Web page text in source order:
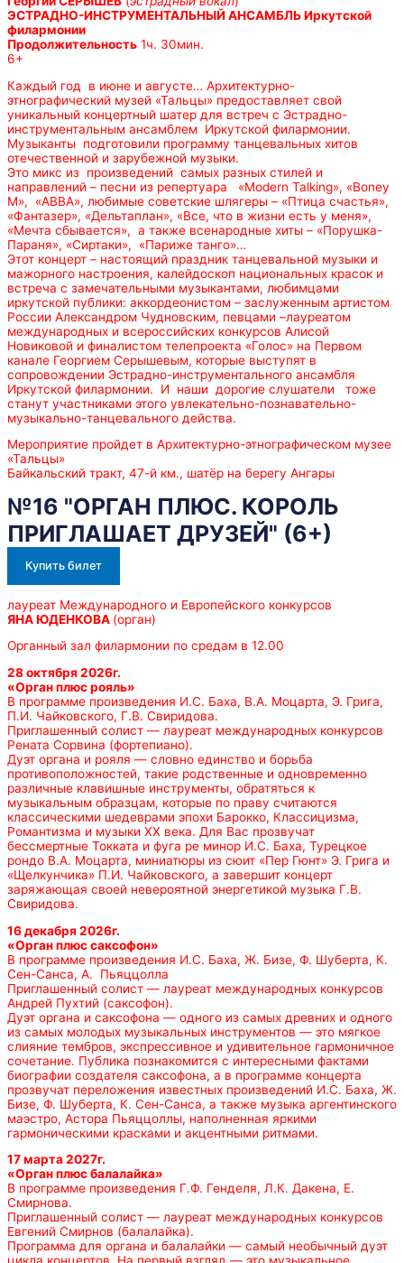
ЭСТРАДНО-ИНСТРУМЕНТАЛЬНЫЙ АНСАМБЛЬ Иркутской
филармонии
Продолжительность 1ч. 30мин.
6+
Каждый год в июне и августе… Архитектурно-
этнографический музей «Тальцы» предоставляет свой
уникальный концертный шатер для встреч с Эстрадно-
инструментальным ансамблем Иркутской филармонии.
Музыканты подготовили программу танцевальных хитов
отечественной и зарубежной музыки.
Это микс из произведений самых разных стилей и
направлений – песни из репертуара «Modern Talking», «Boney
M», «АВВА», любимые советские шлягеры – «Птица счастья»,
«Фантазер», «Дельтаплан», «Все, что в жизни есть у меня»,
«Мечта сбывается», а также всенародные хиты – «Порушка-
Параня», «Сиртаки», «Париже танго»…
Этот концерт – настоящий праздник танцевальной музыки и
мажорного настроения, калейдоскоп национальных красок и
встреча с замечательными музыкантами, любимцами
иркутской публики: аккордеонистом – заслуженным артистом
России Александром Чудновским, певцами –лауреатом
международных и всероссийских конкурсов Алисой
Новиковой и финалистом телепроекта «Голос» на Первом
канале Георгием Серышевым, которые выступят в
сопровождении Эстрадно-инструментального ансамбля
Иркутской филармонии. И наши дорогие слушатели тоже
станут участниками этого увлекательно-познавательно-
музыкально-танцевального действа.
Мероприятие пройдет в Архитектурно-этнографическом музее
«Тальцы»
Байкальский тракт, 47-й км., шатёр на берегу Ангары
№16 "ОРГАН ПЛЮС. КОРОЛЬ
ПРИГЛАШАЕТ ДРУЗЕЙ" (6+)
Купить билет
лауреат Международного и Европейского конкурсов
ЯНА ЮДЕНКОВА (орган)
Органный зал филармонии по средам в 12.00
28 октября 2026г.
«Орган плюс рояль»
В программе произведения И.С. Баха, В.А. Моцарта, Э. Грига,
П.И. Чайковского, Г.В. Свиридова.
Приглашенный солист — лауреат международных конкурсов
Рената Сорвина (фортепиано).
Дуэт органа и рояля — словно единство и борьба
противоположностей, такие родственные и одновременно
различные клавишные инструменты, обратяться к
музыкальным образцам, которые по праву считаются
классическими шедеврами эпохи Барокко, Классицизма,
Романтизма и музыки ХХ века. Для Вас прозвучат
бессмертные Токката и фуга ре минор И.С. Баха, Турецкое
рондо В.А. Моцарта, миниатюры из сюит «Пер Гюнт» Э. Грига и
«Щелкунчика» П.И. Чайковского, а завершит концерт
заряжающая своей невероятной энергетикой музыка Г.В.
Свиридова.
16 декабря 2026г.
«Орган плюс саксофон»
В программе произведения И.С. Баха, Ж. Бизе, Ф. Шуберта, К.
Сен-Санса, А. Пьяццолла
Приглашенный солист — лауреат международных конкурсов
Андрей Пухтий (саксофон).
Дуэт органа и саксофона — одного из самых древних и одного
из самых молодых музыкальных инструментов — это мягкое
слияние тембров, экспрессивное и удивительное гармоничное
сочетание. Публика познакомится с интересными фактами
биографии создателя саксофона, а в программе концерта
прозвучат переложения известных произведений И.С. Баха, Ж.
Бизе, Ф. Шуберта, К. Сен-Санса, а также музыка аргентинского
маэстро, Астора Пьяццоллы, наполненная яркими
гармоническими красками и акцентными ритмами.
17 марта 2027г.
«Орган плюс балалайка»
В программе произведения Г.Ф. Генделя, Л.К. Дакена, Е.
Смирнова.
Приглашенный солист — лауреат международных конкурсов
Евгений Смирнов (балалайка).
Программа для органа и балалайки — самый необычный дуэт